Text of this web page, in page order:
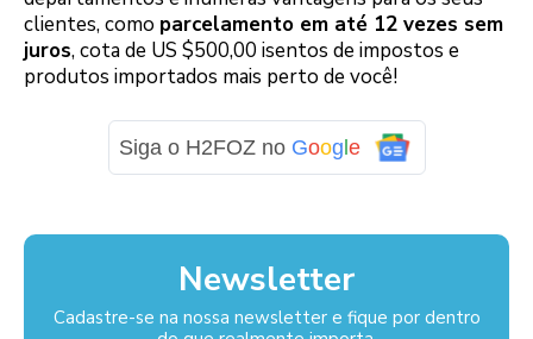
clientes, como parcelamento em até 12 vezes sem
juros, cota de US $500,00 isentos de impostos e
produtos importados mais perto de você!
Siga o H2FOZ no Goog e
Newsletter
Cadastre-se na nossa newsletter e fique por dentro